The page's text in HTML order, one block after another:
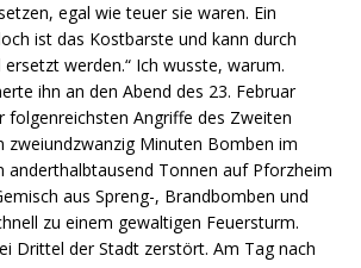
egal wie teuer sie waren. Ein
ist das Kostbarste und kann durch
werden.“ Ich wusste, warum.
ihn an den Abend des 23. Februar
folgenreichsten Angriffe des Zweiten
zweiundzwanzig Minuten Bomben im
anderthalbtausend Tonnen auf Pforzheim
aus Spreng-, Brandbomben und
zu einem gewaltigen Feuersturm.
Drittel der Stadt zerstört. Am Tag nach